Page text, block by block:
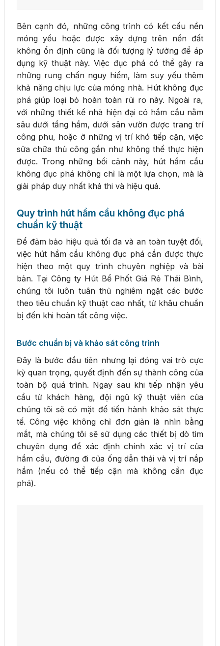
Bên cạnh đó, những công trình có kết cấu nền
móng yếu hoặc được xây dựng trên nền đất
không ổn định cũng là đối tượng lý tưởng để áp
dụng kỹ thuật này. Việc đục phá có thể gây ra
những rung chấn nguy hiểm, làm suy yếu thêm
khả năng chịu lực của móng nhà. Hút không đục
phá giúp loại bỏ hoàn toàn rủi ro này. Ngoài ra,
với những thiết kế nhà hiện đại có hầm cầu nằm
sâu dưới tầng hầm, dưới sân vườn được trang trí
công phu, hoặc ở những vị trí khó tiếp cận, việc
sửa chữa thủ công gần như không thể thực hiện
được. Trong những bối cảnh này, hút hầm cầu
không đục phá không chỉ là một lựa chọn, mà là
giải pháp duy nhất khả thi và hiệu quả.
Quy trình hút hầm cầu không đục phá
chuẩn kỹ thuật
Để đảm bảo hiệu quả tối đa và an toàn tuyệt đối,
việc hút hầm cầu không đục phá cần được thực
hiện theo một quy trình chuyên nghiệp và bài
bản. Tại Công ty Hút Bể Phốt Giá Rẻ Thái Bình,
chúng tôi luôn tuân thủ nghiêm ngặt các bước
theo tiêu chuẩn kỹ thuật cao nhất, từ khâu chuẩn
bị đến khi hoàn tất công việc.
Bước chuẩn bị và khảo sát công trình
Đây là bước đầu tiên nhưng lại đóng vai trò cực
kỳ quan trọng, quyết định đến sự thành công của
toàn bộ quá trình. Ngay sau khi tiếp nhận yêu
cầu từ khách hàng, đội ngũ kỹ thuật viên của
chúng tôi sẽ có mặt để tiến hành khảo sát thực
tế. Công việc không chỉ đơn giản là nhìn bằng
mắt, mà chúng tôi sẽ sử dụng các thiết bị dò tìm
chuyên dụng để xác định chính xác vị trí của
hầm cầu, đường đi của ống dẫn thải và vị trí nắp
hầm (nếu có thể tiếp cận mà không cần đục
phá).